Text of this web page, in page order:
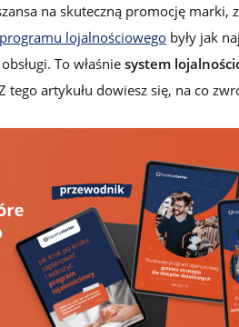
na skuteczną promocję marki,
lojalnościowego były jak
To właśnie system
artykułu dowiesz się, na co